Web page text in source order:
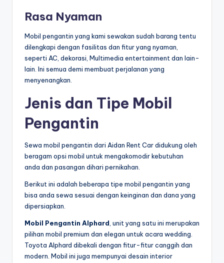
Rasa Nyaman
Mobil pengantin yang kami sewakan sudah barang tentu
dilengkapi dengan fasilitas dan fitur yang nyaman,
seperti AC, dekorasi, Multimedia entertainment dan lain-
lain. Ini semua demi membuat perjalanan yang
menyenangkan.
Jenis dan Tipe Mobil
Pengantin
Sewa mobil pengantin dari Aidan Rent Car didukung oleh
beragam opsi mobil untuk mengakomodir kebutuhan
anda dan pasangan dihari pernikahan.
Berikut ini adalah beberapa tipe mobil pengantin yang
bisa anda sewa sesuai dengan keinginan dan dana yang
dipersiapkan.
Mobil Pengantin Alphard , unit yang satu ini merupakan
pilihan mobil premium dan elegan untuk acara wedding.
Toyota Alphard dibekali dengan fitur-fitur canggih dan
modern. Mobil ini juga mempunyai desain interior